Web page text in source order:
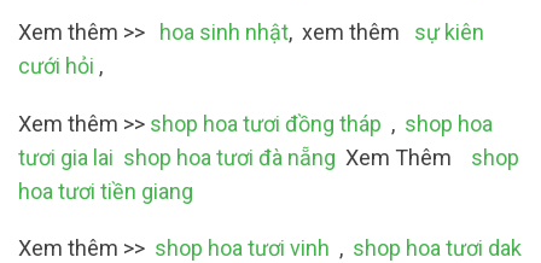
Xem thêm >> hoa sinh nhật, xem thêm
sự kiên
cưới hỏi ,
Xem thêm >> shop hoa tươi đồng tháp , shop hoa
tươi gia lai shop hoa tươi đà nẵng Xem Thêm shop
hoa tươi tiền giang
Xem thêm >> shop hoa tươi vinh , shop hoa tươi dak